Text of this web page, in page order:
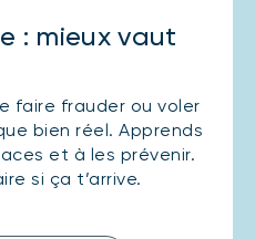
: mieux vaut
faire frauder ou voler
bien réel. Apprends
et à les prévenir.
si ça t’arrive.